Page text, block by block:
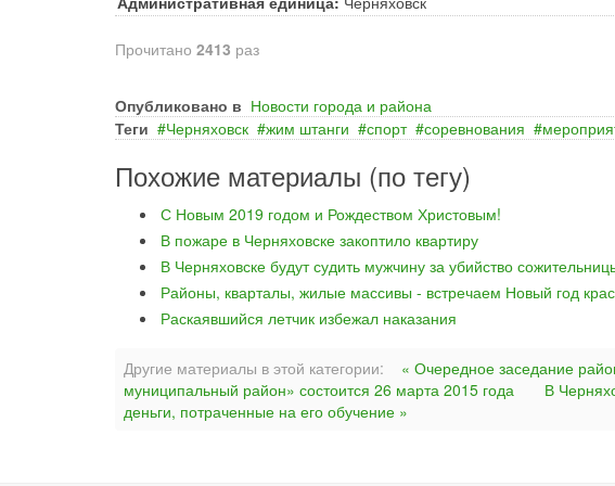
Прочитано 2413 раз
Опубликовано в Новости города и района
Теги
Черняховск жим штанги спорт соревнования
Похожие материалы (по тегу)
С Новым 2019 годом и Рождеством Христовым!
В пожаре в Черняховске закоптило квартиру
В Черняховске будут судить мужчину за убийство
Районы, кварталы, жилые массивы - встречаем Новый год
Раскаявшийся летчик избежал наказания
Другие материалы в этой категории:
« Очередное заседание
муниципальный район» состоится 26 марта 2015 года
В
деньги, потраченные на его обучение »